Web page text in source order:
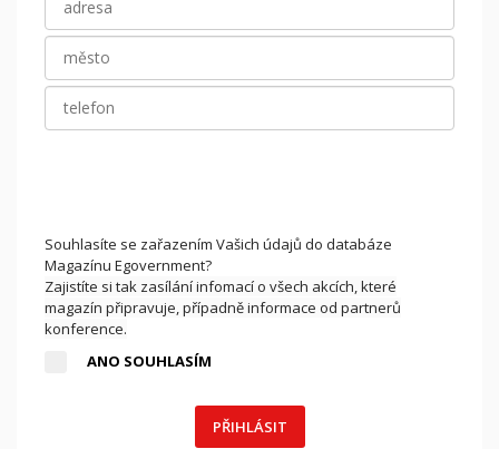
Souhlasíte se zařazením Vašich údajů do databáze
Magazínu Egovernment?
Zajistíte si tak zasílání infomací o všech akcích, které
magazín připravuje, případně informace od partnerů
konference.
ANO SOUHLASÍM
PŘIHLÁSIT